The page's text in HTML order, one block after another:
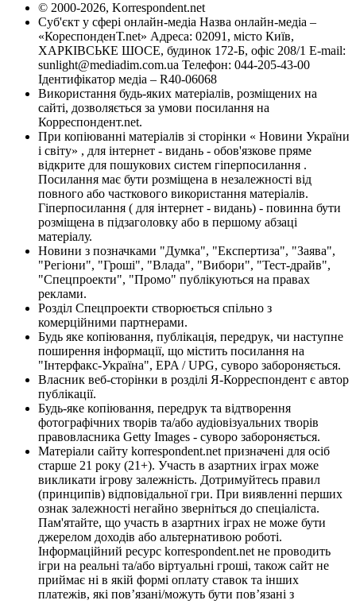
© 2000-2026, Korrespondent.net
Суб'єкт у сфері онлайн-медіа Назва онлайн-медіа –
«КореспонденТ.net» Адреса: 02091, місто Київ,
ХАРКІВСЬКЕ ШОСЕ, будинок 172-Б, офіс 208/1 E-mail:
sunlight@mediadim.com.ua Телефон: 044-205-43-00
Ідентифікатор медіа – R40-06068
Використання будь-яких матеріалів, розміщених на
сайті, дозволяється за умови посилання на
Корреспондент.net.
При копіюванні матеріалів зі сторінки « Новини України
і світу» , для інтернет - видань - обов'язкове пряме
відкрите для пошукових систем гіперпосилання .
Посилання має бути розміщена в незалежності від
повного або часткового використання матеріалів.
Гіперпосилання ( для інтернет - видань) - повинна бути
розміщена в підзаголовку або в першому абзаці
матеріалу.
Новини з позначками "Думка", "Експертиза", "Заява",
"Регіони", "Гроші", "Влада", "Вибори", "Тест-драйв",
"Спецпроекти", "Промо" публікуються на правах
реклами.
Розділ Спецпроекти створюється спільно з
комерційними партнерами.
Будь яке копіювання, публікація, передрук, чи наступне
поширення інформації, що містить посилання на
"Інтерфакс-Україна", EPA / UPG, суворо забороняється.
Власник веб-сторінки в розділі Я-Корреспондент є автор
публікації.
Будь-яке копіювання, передрук та відтворення
фотографічних творів та/або аудіовізуальних творів
правовласника Getty Images - суворо забороняється.
Матеріали сайту korrespondent.net призначені для осіб
старше 21 року (21+). Участь в азартних іграх може
викликати ігрову залежність. Дотримуйтесь правил
(принципів) відповідальної гри. При виявленні перших
ознак залежності негайно зверніться до спеціаліста.
Пам'ятайте, що участь в азартних іграх не може бути
джерелом доходів або альтернативою роботі.
Інформаційний ресурс korrespondent.net не проводить
ігри на реальні та/або віртуальні гроші, також сайт не
приймає ні в якій формі оплату ставок та інших
платежів, які пов’язані/можуть бути пов’язані з